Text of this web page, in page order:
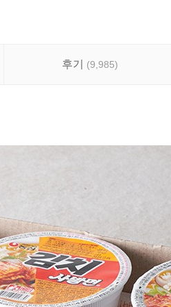
후기 (9,985)